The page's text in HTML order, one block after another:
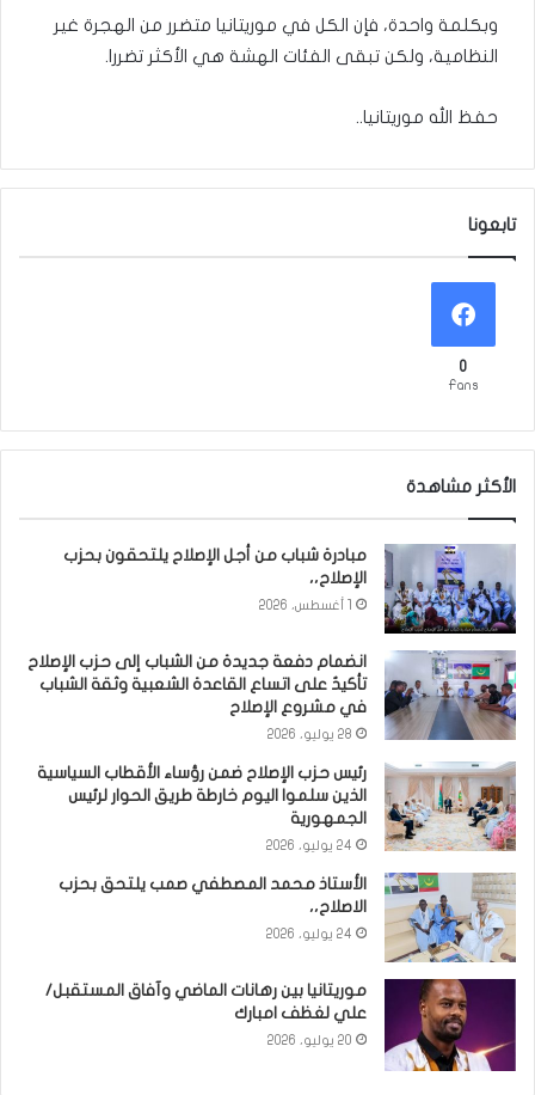
وبكلمة واحدة، فإن الكل في موريتانيا متضرر من الهجرة غير
النظامية، ولكن تبقى الفئات الهشة هي الأكثر تضررا.
حفظ الله موريتانيا..
تابعونا
0
Fans
الأكثر مشاهدة
مبادرة شباب من أجل الإصلاح يلتحقون بحزب
الإصلاح،،
انضمام دفعة جديدة من الشباب إلى حزب الإصلاح
تأكيدٌ على اتساع القاعدة الشعبية وثقة الشباب
في مشروع الإصلاح
28 يوليو، 2026
رئيس حزب الإصلاح ضمن رؤساء الأقطاب السياسية
الذين سلموا اليوم خارطة طريق الحوار لرئيس
الجمهورية
24 يوليو، 2026
الأستاذ محمد المصطفي صمب يلتحق بحزب
الاصلاح،،
24 يوليو، 2026
موريتانيا بين رهانات الماضي وآفاق المستقبل/
علي لغظف امبارك
20 يوليو، 2026